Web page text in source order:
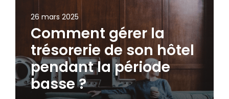
26 mars 2025
Comment gérer la
trésorerie de son hôtel
pendant la période
basse ?